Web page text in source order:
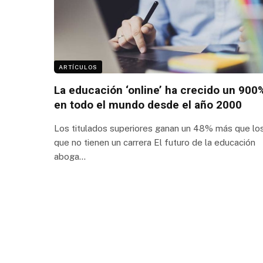
ARTÍCULOS
La educación ‘online’ ha crecido un
en todo el mundo desde el año 2000
Los titulados superiores ganan un 48% más que
que no tienen un carrera El futuro de la educación
aboga…